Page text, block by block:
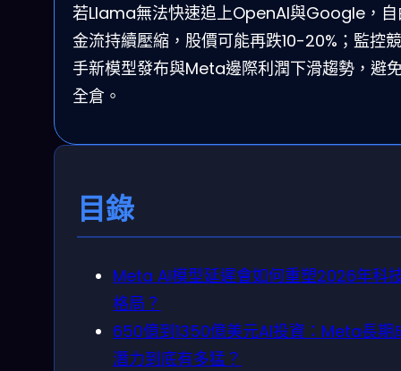
若Llama無法快速追上OpenAI與Google，自
金流持續壓縮，股價可能再跌10-20%；監控
手新模型發布與Meta邊際利潤下滑趨勢，避
全倉。
目錄
Meta AI模型延遲會如何重塑2026年科
格局？
650億到1350億美元AI投資：Meta長期
潛力到底有多猛？